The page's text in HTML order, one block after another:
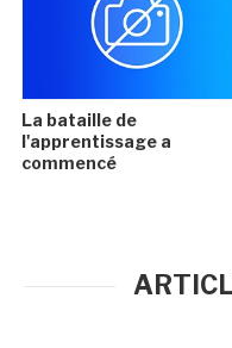
La bataille de
l'apprentissage a
commencé